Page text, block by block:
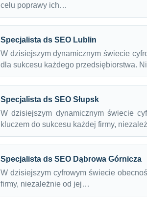
celu poprawy ich…
Specjalista ds SEO Lublin
W dzisiejszym dynamicznym świecie
dla sukcesu każdego przedsiębiorstwa.
Specjalista ds SEO Słupsk
W dzisiejszym dynamicznym świecie
kluczem do sukcesu każdej firmy,
Specjalista ds SEO Dąbrowa Górnicza
W dzisiejszym cyfrowym świecie
firmy, niezależnie od jej…